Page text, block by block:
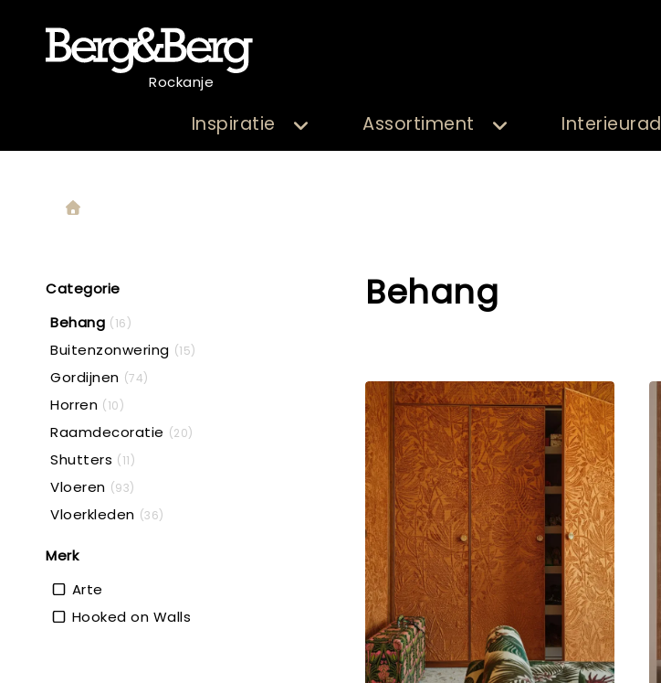
Rockanje
Inspiratie Assortiment
Categorie
Behang (16)
Buitenzonwering (15)
Gordijnen (74)
Horren (10)
Raamdecoratie (20)
Shutters (11)
Vloeren (93)
Vloerkleden (36)
Merk
Arte
Hooked on Walls
Behang